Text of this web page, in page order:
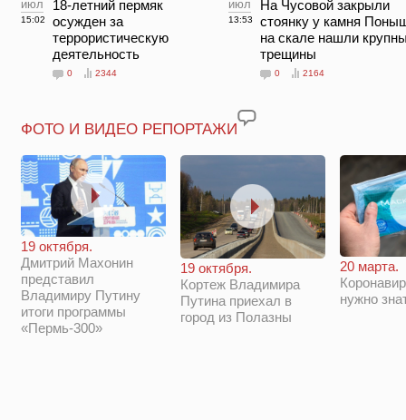
июл
15:02
18-летний пермяк
осужден за
террористическую
деятельность
0 2344
июл
13:53
На Чусовой закрыли
стоянку у камня
на скале нашли
трещины
0 2164
ФОТО И ВИДЕО РЕПОРТАЖИ
19 октября.
Дмитрий Махонин
представил
Владимиру Путину
итоги программы
«Пермь-300»
19 октября.
Кортеж Владимира
Путина приехал в
город из Полазны
20 марта.
нужно